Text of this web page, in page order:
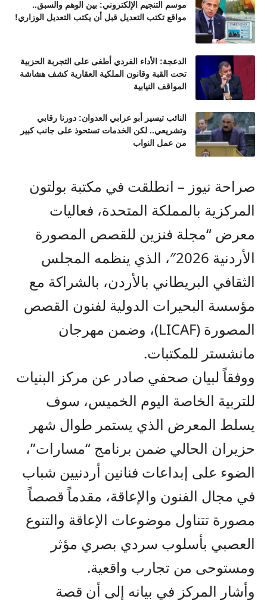
موسم التنجيم الإلكتروني: بين الوهم والسبق..
مواقع تكتب التعديل قبل أن يكتب التعديل الوزاري!
الدعجة: الأداء الفردي أطغى على التجربة الحزبية
تحت القبة وقانون الملكية العقارية كشف هشاشة
المواقف النيابية
النائب تيسير أبو عرابي العدوان: دورنا رقابي
وتشريعي.. لكن الخدمات تستحوذ على جانب كبير
من عمل النواب
صراحة نيوز – انطلقت في مكتبة بولتون
المركزية بالمملكة المتحدة، فعاليات
معرض “مجلة فنزين للقصص المصورة
الأردنية 2026″، الذي ينظمه المجلس
الثقافي البريطاني بالأردن، بالشراكة مع
مؤسسة البحيرات الدولية لفنون القصص
المصورة (LICAF)، وضمن مهرجان
مانشستر للمكتبات.
​ووفقاً لبيان صحفي صادر عن مركز البنيات
للتربية الخاصة اليوم الخميس، سوف
يسلط المعرض الذي يستمر طوال شهر
حزيران الحالي ضمن برنامج “مسارات”،
الضوء على إبداعات فنانين أردنيين شباب
في مجال الفنون والإعاقة، مقدماً قصصاً
مصورة تتناول موضوعات الإعاقة والتنوع
العصبي بأسلوب سردي بصري مؤثر
ومستوحى من تجارب واقعية.
​وأشار المركز في بيانه إلى أن قصة